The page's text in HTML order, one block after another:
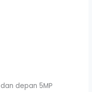
depan 5MP